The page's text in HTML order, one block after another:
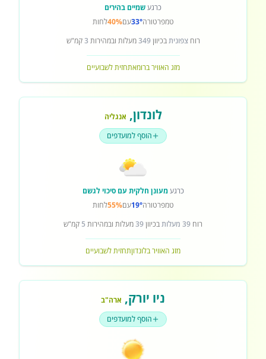
כרגעשמיים בהירים
טמפרטורה33°עם40%לחות
רוחצפוניתבכיוון349מעלות ובמהירות 3קמ"ש
מזג האוויר ברומאתחזית לשבועיים
לונדון, אנגליה
הוסף למועדפים
כרגעמעונן חלקית עם סיכוי לגשם
טמפרטורה19°עם55%לחות
רוח 39 מעלות בכיוון39מעלות ובמהירות 5 קמ"ש
מזג האוויר בלונדוןתחזית לשבועיים
ניו יורק, ארה"ב
הוסף למועדפים